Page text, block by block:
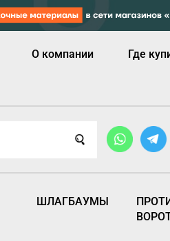
О компании Где
ШЛАГБАУМЫ